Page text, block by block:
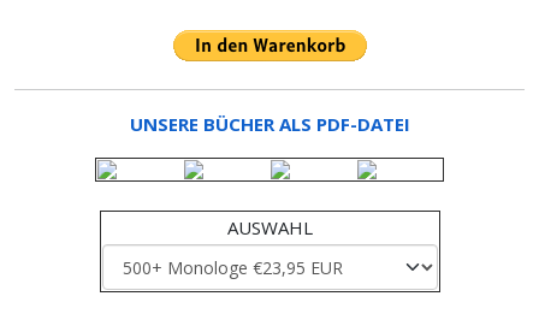
UNSERE BÜCHER ALS PDF-DATEI
AUSWAHL